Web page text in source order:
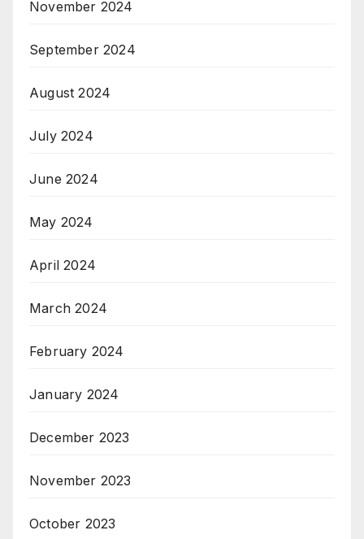
November 2024
September 2024
August 2024
July 2024
June 2024
May 2024
April 2024
March 2024
February 2024
January 2024
December 2023
November 2023
October 2023